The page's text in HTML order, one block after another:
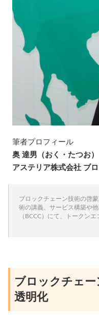
筆者プロフィール
奥 達男（おく・たつお）
アステリア株式会社 ブ
ブロックチェーン技術の啓
術の講義、サービス構築や
（BCCC）にて、トークン
ブロックチェー
透明化